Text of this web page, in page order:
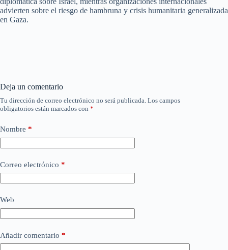
advierten sobre el riesgo de hambruna y crisis humanitaria generalizada
en Gaza.
Deja un comentario
Tu dirección de correo electrónico no será publicada. Los campos
obligatorios están marcados con *
Nombre *
Correo electrónico *
Web
Añadir comentario *